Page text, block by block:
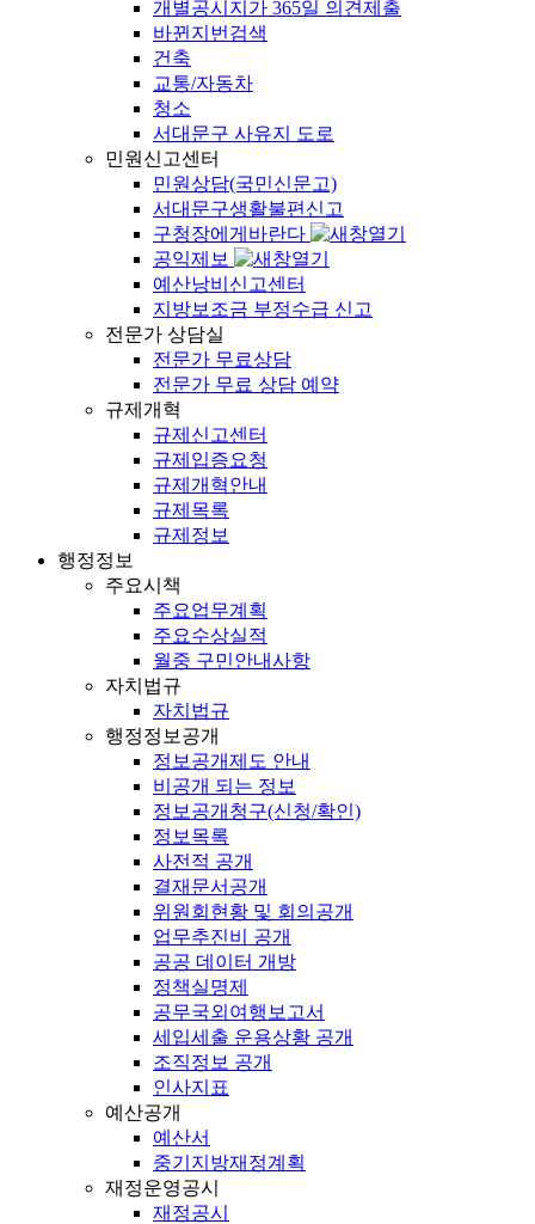
개별공시지가 365일 의견제출
바뀐지번검색
건축
교통/자동차
청소
서대문구 사유지 도로
민원신고센터
민원상담(국민신문고)
서대문구생활불편신고
구청장에게바란다
공익제보
예산낭비신고센터
지방보조금 부정수급 신고
전문가 상담실
전문가 무료상담
전문가 무료 상담 예약
규제개혁
규제신고센터
규제입증요청
규제개혁안내
규제목록
규제정보
행정정보
주요시책
주요업무계획
주요수상실적
월중 구민안내사항
자치법규
자치법규
행정정보공개
정보공개제도 안내
비공개 되는 정보
정보공개청구(신청/확인)
정보목록
사전적 공개
결재문서공개
위원회현황 및 회의공개
업무추진비 공개
공공 데이터 개방
정책실명제
공무국외여행보고서
세입세출 운용상황 공개
조직정보 공개
인사지표
예산공개
예산서
중기지방재정계획
재정운영공시
재정공시